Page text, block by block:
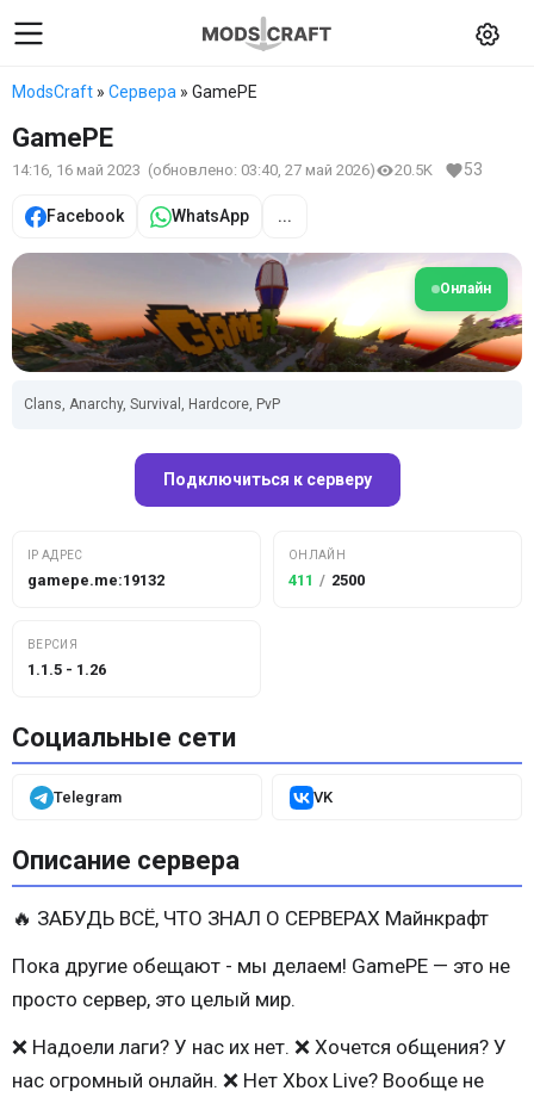
ModsCraft » Сервера » GamePE
GamePE
14:16, 16 май 2023 (обновлено: 03:40, 27 май 2026) 20.5K 53
Facebook WhatsApp ...
Онлайн
Clans, Anarchy, Survival, Hardcore, PvP
Подключиться к серверу
IP АДРЕС
gamepe.me:19132
ОНЛАЙН
411 / 2500
ВЕРСИЯ
1.1.5 - 1.26
Социальные сети
Telegram VK
Описание сервера
🔥 ЗАБУДЬ ВСЁ, ЧТО ЗНАЛ О СЕРВЕРАХ Майнкрафт
Пока другие обещают - мы делаем! GamePE — это не
просто сервер, это целый мир.
❌ Надоели лаги? У нас их нет. ❌ Хочется общения? У
нас огромный онлайн. ❌ Нет Xbox Live? Вообще не